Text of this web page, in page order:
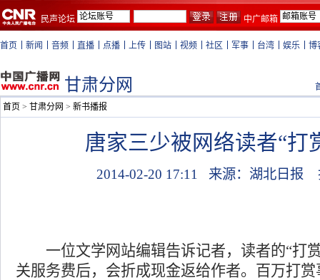
民声论坛 中广邮箱
首页 新闻 音频 直播 点播 上传 图站 视频 社区 军事 台湾 娱乐 博
甘肃分网
首页 > 甘肃分网 > 新书播报
唐家三少被网络读者“打
2014-02-20 17:11 来源：湖北日报
一位文学网站编辑告诉记者，读者的“打
关服务费后，会折成现金返给作者。百万打